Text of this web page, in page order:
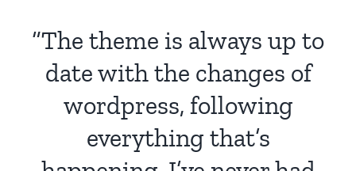
“The theme is always up to
date with the changes of
wordpress, following
everything that’s